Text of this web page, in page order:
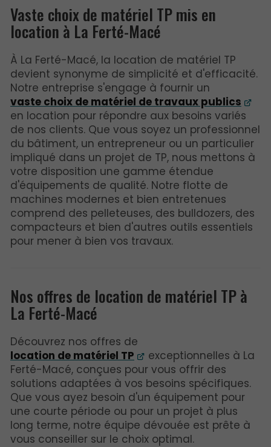
Vaste choix de matériel TP mis en
location à La Ferté-Macé
À La Ferté-Macé, la location de matériel TP
devient synonyme de simplicité et d'efficacité.
Notre entreprise s'engage à fournir un
vaste choix de matériel de travaux publics
en location pour répondre aux besoins variés
de nos clients. Que vous soyez un professionnel
du bâtiment, un entrepreneur ou un particulier
impliqué dans un projet de TP, nous mettons à
votre disposition une gamme étendue
d'équipements de qualité. Notre flotte de
machines modernes et bien entretenues
comprend des pelleteuses, des bulldozers, des
compacteurs et bien d'autres outils essentiels
pour mener à bien vos travaux.
Nos offres de location de matériel TP à
La Ferté-Macé
Découvrez nos offres de
location de matériel TP
exceptionnelles à La
Ferté-Macé, conçues pour vous offrir des
solutions adaptées à vos besoins spécifiques.
Que vous ayez besoin d'un équipement pour
une courte période ou pour un projet à plus
long terme, notre équipe dévouée est prête à
vous conseiller sur le choix optimal.